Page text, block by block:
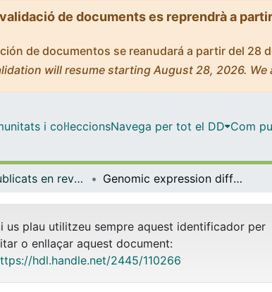
de documents es reprendrà a
de documentos se reanudará a partir del 28
will resume starting August 28, 2026.
i col·leccionsNavega per tot el DD Com
Articles publicats en revistes (Medicina) Genomic expression differences between cutaneous cells from red hair color individuals and black hair color individuals based on bioinformatic analysis.
us plau utilitzeu sempre aquest identificador per
o enllaçar aquest document:
hdl.handle.net/2445/110266